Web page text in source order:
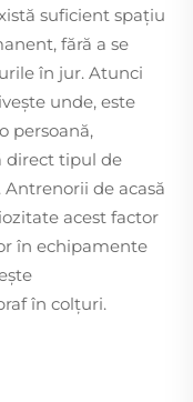
suficient spațiu
fără a se
în jur. Atunci
unde, este
persoană,
direct tipul de
de acasă
acest factor
în echipamente
în colțuri.